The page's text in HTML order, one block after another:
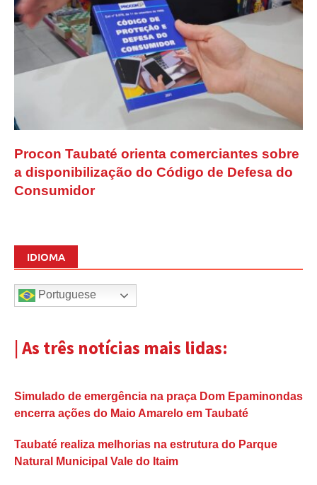
Procon Taubaté orienta comerciantes sobre
a disponibilização do Código de Defesa do
Consumidor
IDIOMA
Portuguese
| As três notícias mais lidas:
Simulado de emergência na praça Dom Epaminondas
encerra ações do Maio Amarelo em Taubaté
Taubaté realiza melhorias na estrutura do Parque
Natural Municipal Vale do Itaim